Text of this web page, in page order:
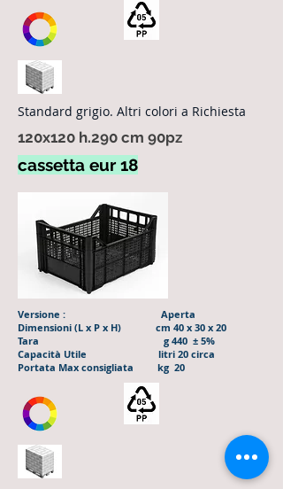
Standard grigio. Altri colori a Richiesta
120x120 h.290 cm 90pz
cassetta eur 18
Versione : Aperta
Dimensioni (L x P x H) cm 40 x 30 x 20
Tara g 440 ± 5%
Capacità Utile litri 20 circa
Portata Max consigliata kg 20